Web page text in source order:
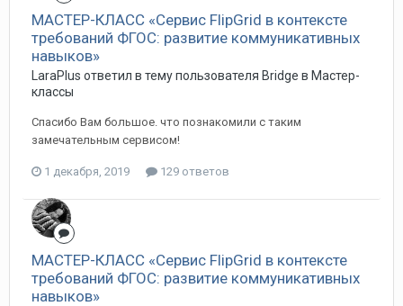
МАСТЕР-КЛАСС «Сервис FlipGrid в контексте
требований ФГОС: развитие коммуникативных
навыков»
LaraPlus ответил в тему пользователя Bridge в Мастер-
классы
Спасибо Вам большое. что познакомили с таким
замечательным сервисом!
1 декабря, 2019 129 ответов
МАСТЕР-КЛАСС «Сервис FlipGrid в контексте
требований ФГОС: развитие коммуникативных
навыков»